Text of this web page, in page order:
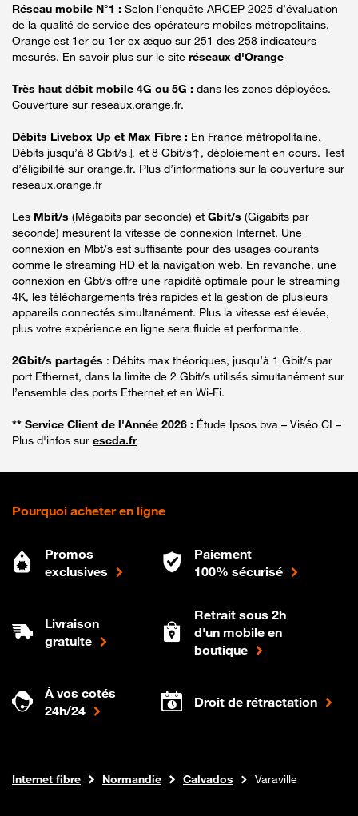
Réseau mobile N°1 : Selon l’enquête ARCEP 2025 d’évaluation
de la qualité de service des opérateurs mobiles métropolitains,
Orange est 1er ou 1er ex æquo sur 251 des 258 indicateurs
mesurés. En savoir plus sur le site réseaux d'Orange
Très haut débit mobile 4G ou 5G : dans les zones déployées.
Couverture sur reseaux.orange.fr.
Débits Livebox Up et Max Fibre : En France métropolitaine.
Débits jusqu’à 8 Gbit/s↓ et 8 Gbit/s↑, déploiement en cours. Test
d’éligibilité sur orange.fr. Plus d’informations sur la couverture sur
reseaux.orange.fr
Les Mbit/s (Mégabits par seconde) et Gbit/s (Gigabits par
seconde) mesurent la vitesse de connexion Internet. Une
connexion en Mbt/s est suffisante pour des usages courants
comme le streaming HD et la navigation web. En revanche, une
connexion en Gbt/s offre une rapidité optimale pour le streaming
4K, les téléchargements très rapides et la gestion de plusieurs
appareils connectés simultanément. Plus la vitesse est élevée,
plus votre expérience en ligne sera fluide et performante.
2Gbit/s partagés : Débits max théoriques, jusqu’à 1 Gbit/s par
port Ethernet, dans la limite de 2 Gbit/s utilisés simultanément sur
l’ensemble des ports Ethernet et en Wi-Fi.
** Service Client de l'Année 2026 : Étude Ipsos bva – Viséo CI –
Plus d'infos sur escda.fr
Pourquoi acheter en ligne
Promos
exclusives
Paiement
100% sécurisé
Livraison
gratuite
Retrait sous 2h
d'un mobile en
boutique
À vos cotés
24h/24
Droit de rétractation
Boutique Orange
Internet fibre Normandie Calvados Varaville